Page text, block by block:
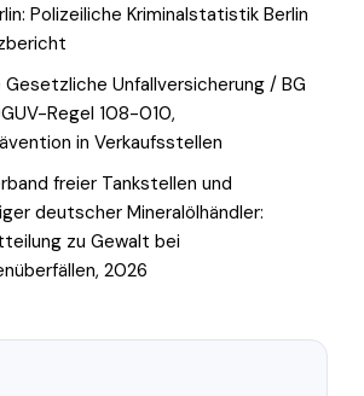
Polizeiliche Kriminalstatistik Berlin
Unfallversicherung / BG
Regel 108-010,
in Verkaufsstellen
freier Tankstellen und
deutscher Mineralölhändler:
zu Gewalt bei
2026